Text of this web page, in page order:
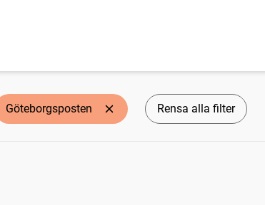
Göteborgsposten Rensa alla filter